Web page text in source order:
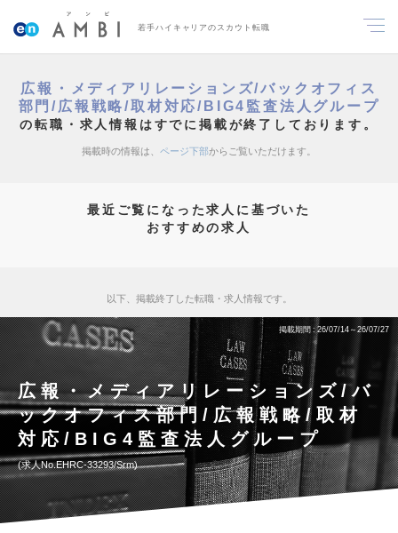
若手ハイキャリアのスカウト転職
広報・メディアリレーションズ/バックオフィス
部門/広報戦略/取材対応/BIG4監査法人グループ
の転職・求人情報はすでに掲載が終了しております。
掲載時の情報は、 ページ下部からご覧いただけます。
最近ご覧になった求人に基づいた
おすすめの求人
以下、掲載終了した転職・求人情報です。
掲載期間 26/07/14～26/07/27
広報・メディアリレーションズ/バ
ックオフィス部門/広報戦略/取材
対応/BIG4監査法人グループ
求人No.EHRC-33293/Srm